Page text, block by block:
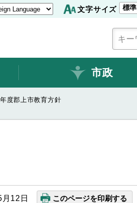
文字サイズ 標準
市政
度郡上市教育方針
12日 このページを印刷する